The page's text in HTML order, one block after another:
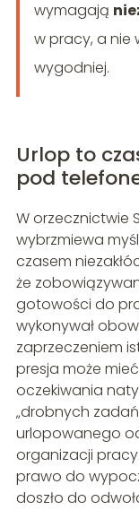
wymagają
w pracy, a nie
wygodniej.
Urlop to
pod
W orzecznictwie
wybrzmiewa
czasem
że
gotowości do
wykonywał
zaprzeczeniem
presja może
oczekiwania
„drobnych
urlopowanego
organizacji
prawo do
doszło do